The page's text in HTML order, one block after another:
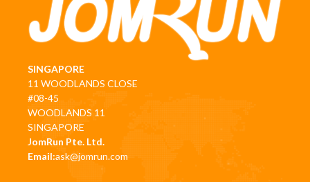
SINGAPORE
11 WOODLANDS CLOSE
#08-45
WOODLANDS 11
SINGAPORE
JomRun Pte. Ltd.
Email:ask@jomrun.com